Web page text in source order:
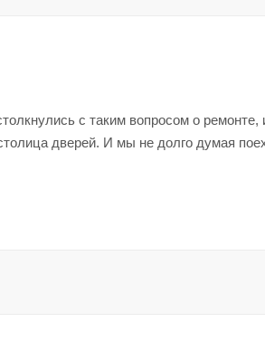
с таким вопросом о
дверей. И мы не долго думая